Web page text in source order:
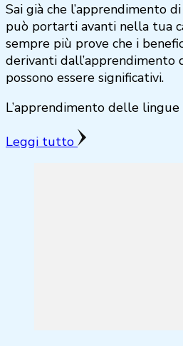
Sai già che l’apprendimento
può portarti avanti nella tua
sempre più prove che i
derivanti dall’apprendimento
possono essere significativi.
L’apprendimento delle
Leggi tutto